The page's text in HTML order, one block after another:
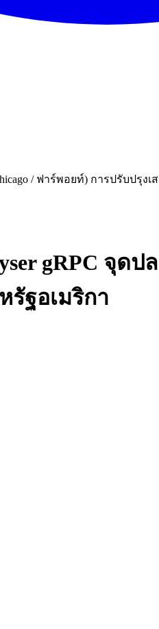
/ ฟาร์พอยท์) การปรับปรุ
gRPC จุด
รัฐอเมริกา